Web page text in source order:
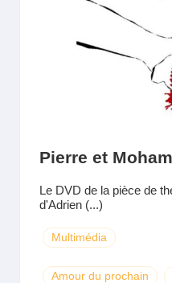
Pierre et
Le DVD de la pièce de
d'Adrien (...)
Multimédia
Amour du prochain